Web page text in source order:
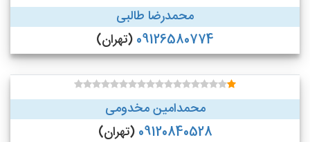
محمدرضا طالبی
09126580774 (تهران)
محمدامین مخدومی
09120840528 (تهران)